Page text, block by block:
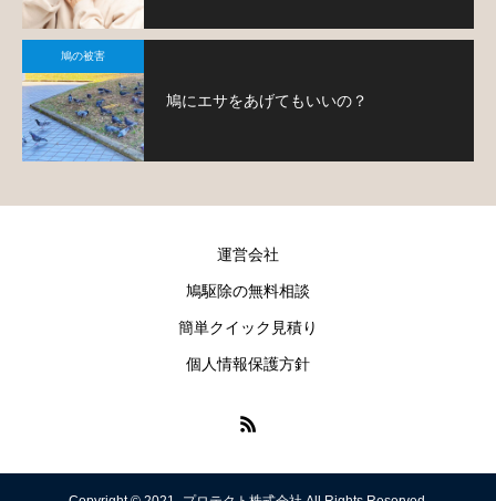
鳩の被害
鳩にエサをあげてもいいの？
運営会社
鳩駆除の無料相談
簡単クイック見積り
個人情報保護方針